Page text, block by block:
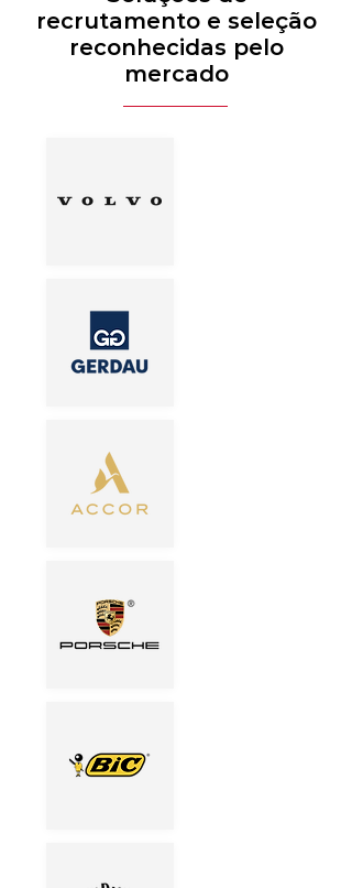
recrutamento e seleção
reconhecidas pelo
mercado